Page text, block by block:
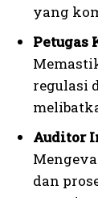
yang
Petugas
regulasi
Auditor
dan